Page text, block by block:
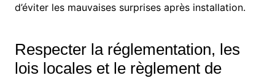
d’éviter les mauvaises surprises après installation.
Respecter la réglementation, les
lois locales et le règlement de